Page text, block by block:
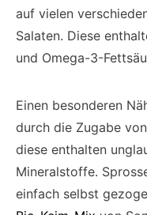
auf vielen
Salaten. Diese
und Omega-3-
Einen besonderen
durch die Zugabe
diese enthalten
Mineralstoffe.
einfach selbst